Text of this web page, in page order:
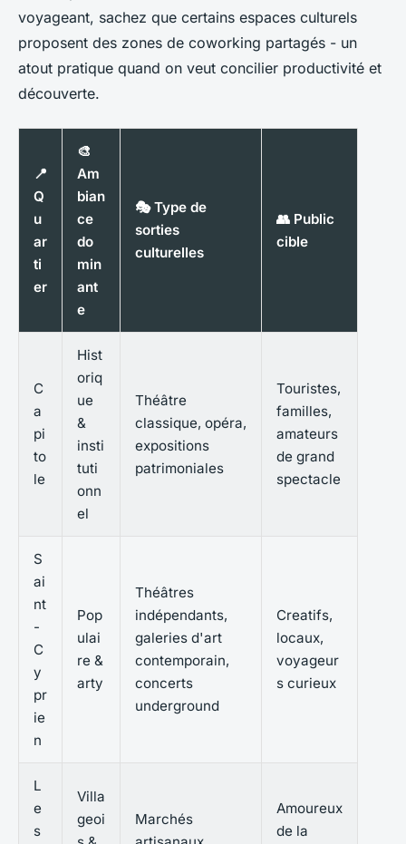
voyageant, sachez que certains espaces culturels
proposent des zones de coworking partagés - un
atout pratique quand on veut concilier productivité et
découverte.
📍
Q
u
ar
ti
er
🎨
Am
bian
ce
do
min
ant
e
🎭 Type de
sorties
culturelles
👥 Public
cible
C
a
pi
to
le
Hist
oriq
ue
&
insti
tuti
onn
el
Théâtre
classique, opéra,
expositions
patrimoniales
Touristes,
familles,
amateurs
de grand
spectacle
S
ai
nt
-
C
y
pr
ie
n
Pop
ulai
re &
arty
Théâtres
indépendants,
galeries d'art
contemporain,
concerts
underground
Creatifs,
locaux,
voyageur
s curieux
L
e
s
Villa
geoi
Marchés
Amoureux
de la